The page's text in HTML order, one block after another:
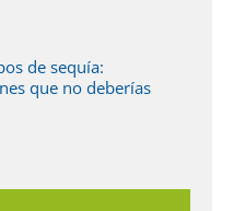
de sequía:
que no deberías